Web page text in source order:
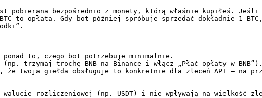
pobierana bezpośrednio z monety, którą właśnie kupiłeś.
to opłata. Gdy bot później spróbuje sprzedać dokładnie 1
to, czego bot potrzebuje minimalnie.
trzymaj trochę BNB na Binance i włącz „Płać opłaty w
że twoja giełda obsługuje to konkretnie dla zleceń API — na
rozliczeniowej (np. USDT) i nie wpływają na wielkość